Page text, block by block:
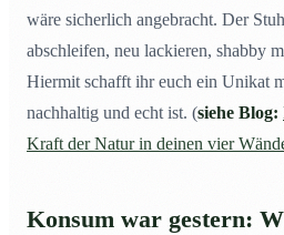
wäre sicherlich angebracht. Der
abschleifen, neu lackieren, shabby
Hiermit schafft ihr euch ein Unikat
nachhaltig und echt ist. (siehe Blog:
Kraft der Natur in deinen vier
Konsum war gestern: